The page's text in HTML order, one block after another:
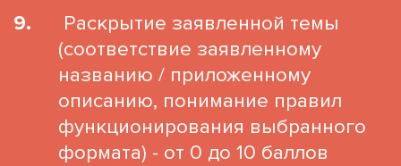
Раскрытие заявленной темы
(соответствие заявленному
названию / приложенному
описанию, понимание правил
функционирования выбранного
формата) - от 0 до 10 баллов